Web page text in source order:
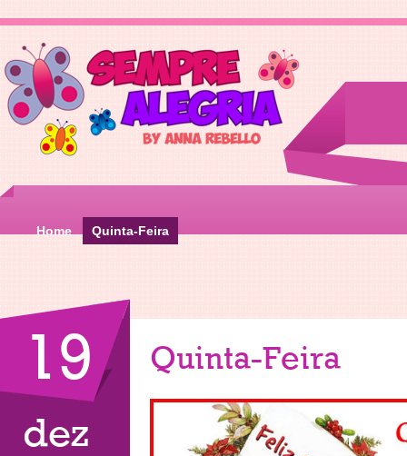
Home Quinta-Feira
19
dez
Quinta-Feira